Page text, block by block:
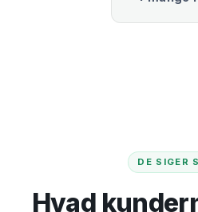
DE SIGER
Hvad